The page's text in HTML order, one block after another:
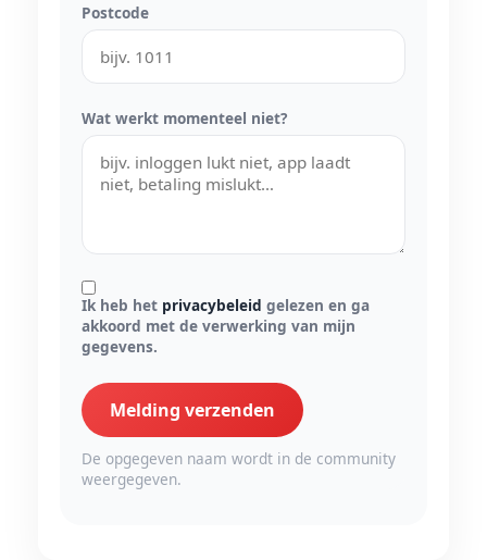
Postcode
Wat werkt momenteel niet?
Ik heb het privacybeleid gelezen en ga
akkoord met de verwerking van mijn
gegevens.
Melding verzenden
De opgegeven naam wordt in de community
weergegeven.